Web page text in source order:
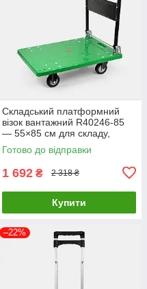
Складський платформний
візок вантажний R40246-85
— 55×85 см для складу,
магазину та офісу на колесах
Готово до відправки
1 692 ₴ 2 318 ₴
Купити
–22%